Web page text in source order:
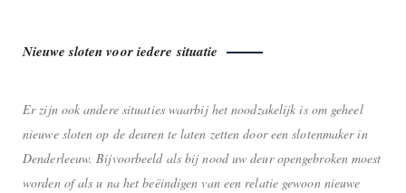
Nieuwe sloten voor iedere situatie
Er zijn ook andere situaties waarbij het noodzakelijk is om geheel
nieuwe sloten op de deuren te laten zetten door een slotenmaker in
Denderleeuw. Bijvoorbeeld als bij nood uw deur opengebroken moest
worden of als u na het beëindigen van een relatie gewoon nieuwe